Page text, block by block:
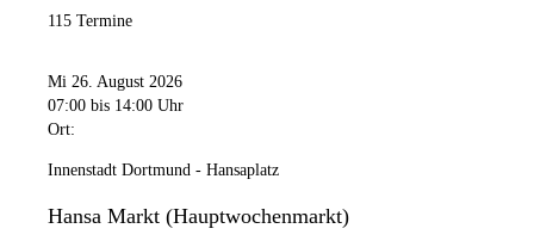
115 Termine
Mi 26. August 2026
07:00 bis 14:00 Uhr
Ort:
Innenstadt Dortmund - Hansaplatz
Hansa Markt (Hauptwochenmarkt)